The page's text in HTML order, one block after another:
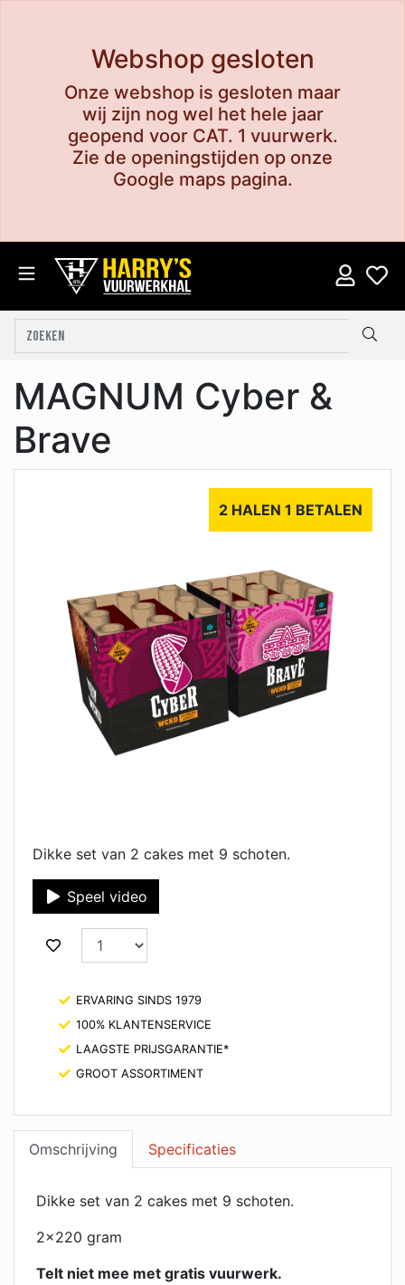
Webshop gesloten
Onze webshop is gesloten maar
wij zijn nog wel het hele jaar
geopend voor CAT. 1 vuurwerk.
Zie de openingstijden op onze
Google maps pagina.
MAGNUM Cyber &
Brave
2 HALEN 1 BETALEN
Dikke set van 2 cakes met 9 schoten.
Speel video
ERVARING SINDS 1979
100% KLANTENSERVICE
LAAGSTE PRIJSGARANTIE*
GROOT ASSORTIMENT
Omschrijving Specificaties
Dikke set van 2 cakes met 9 schoten.
2x220 gram
Telt niet mee met gratis vuurwerk.